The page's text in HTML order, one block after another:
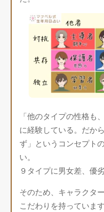
「他のタイプの性格も
に経験している。だか
ず」というコンセプト
い。
９タイプに男女差、優
そのため、キャラクタ
こだわりを持っています